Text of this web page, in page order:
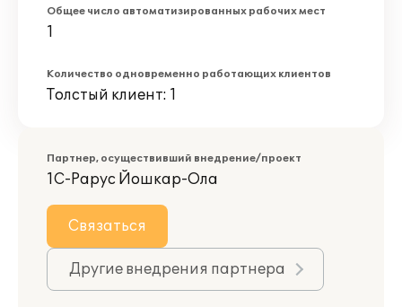
Общее число автоматизированных рабочих мест
1
Количество одновременно работающих клиентов
Толстый клиент: 1
Партнер, осуществивший внедрение/проект
1С-Рарус Йошкар-Ола
Связаться
Другие внедрения партнера